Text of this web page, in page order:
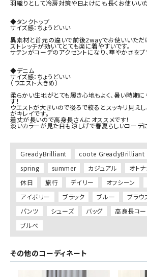
羽織りとして冷房対策や日よけにも長くお使いい
◆タンクトップ
サイズ感：ちょうどいい
異素材と首元の違いで前後2wayでお使いいただ
ストレッチが効いてとても楽に着やすいです。
サテンがコーデのアクセントになり、華やかさをプ
◆デニム
サイズ感：ちょうどいい
（ウエスト大きめ）
柔らかい生地がとても履き心地もよく、暑い時期
す！
ウエストが大きいので後ろで絞るとスッキリ見えし
がキレイです。
着丈が長いので高身長さんにオススメです！
淡いカラーが見た目も涼しげで春夏らしいコーデ
GreadyBrilliant coote GreadyBrilliant
spring
summer カジュアル オト
休日
旅行 デイリー オフシーン
アイボリー
ブラック ブルー ブラウ
パンツ
シューズ バッグ 高身長コ
ブルべ
その他のコーディネート